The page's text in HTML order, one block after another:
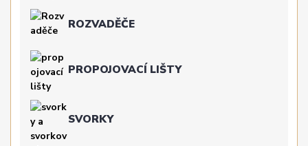
ROZVADĚČE
PROPOJOVACÍ LIŠTY
SVORKY